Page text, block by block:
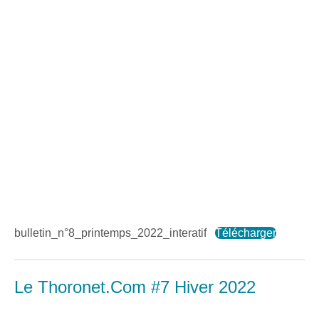
bulletin_n°8_printemps_2022_interatif Télécharger
Le Thoronet.Com #7 Hiver 2022